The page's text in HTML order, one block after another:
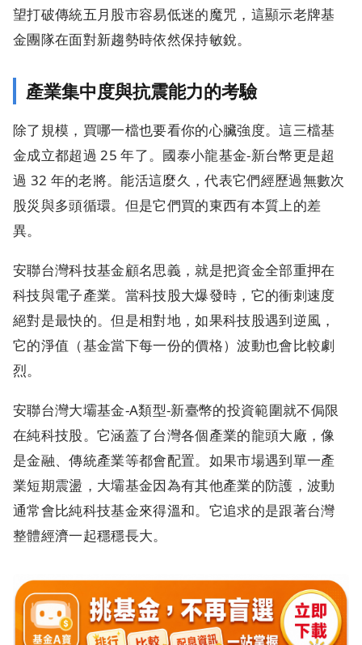
望打破傳統五月股市容易低迷的魔咒，這顯示老牌基
金團隊在面對新趨勢時依然保持敏銳。
產業集中度與抗震能力的考驗
除了規模，買哪一檔也要看你的心臟強度。這三檔基
金成立都超過 25 年了。國泰小龍基金-新台幣更是超
過 32 年的老將。能活這麼久，代表它們經歷過無數次
股災與多頭循環。但是它們買的東西有本質上的差
異。
安聯台灣科技基金顧名思義，就是把資金全部重押在
科技與電子產業。當科技股大爆發時，它的衝刺速度
絕對是最快的。但是相對地，如果科技股遇到逆風，
它的淨值（基金當下每一份的價格）波動也會比較劇
烈。
安聯台灣大壩基金-A類型-新臺幣的投資範圍就不侷限
在純科技股。它涵蓋了台灣各個產業的龍頭大廠，像
是金融、傳統產業等都會配置。如果市場遇到單一產
業短期震盪，大壩基金因為有其他產業的防護，波動
通常會比純科技基金來得溫和。它追求的是跟著台灣
整體經濟一起穩穩長大。